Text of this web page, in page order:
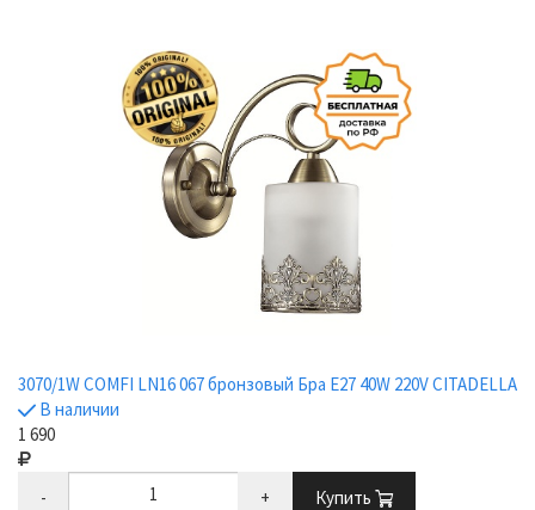
3070/1W COMFI LN16 067 бронзовый Бра E27 40W 220V CITADELLA
В наличии
1 690
- + Купить